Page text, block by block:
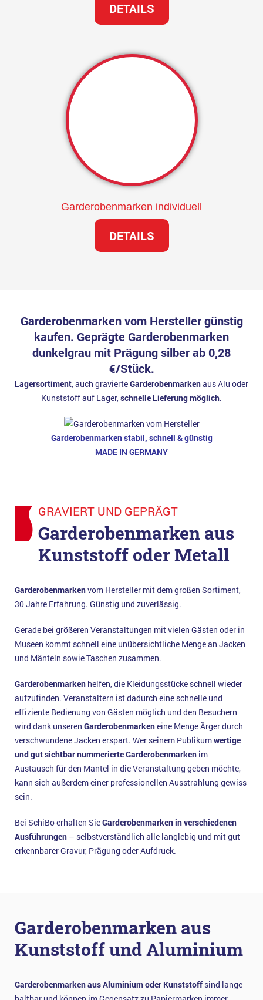
DETAILS
Garderobenmarken individuell
DETAILS
Garderobenmarkenvom Hersteller günstig
kaufen. Geprägte Garderobenmarken
dunkelgrau mit Prägung silber ab 0,28
€/Stück.
Lagersortiment, auch gravierteGarderobenmarkenaus Alu oder
Kunststoff auf Lager,schnelle Lieferung möglich.
Garderobenmarken stabil, schnell & günstig
MADE IN GERMANY
Garderobenmarken aus
Kunststoff oder Metall
GRAVIERT UND GEPRÄGT
Garderobenmarkenvom Hersteller mit dem großen Sortiment,
30 Jahre Erfahrung. Günstig und zuverlässig.
Gerade bei größeren Veranstaltungen mit vielen Gästen oder in
Museen kommt schnell eine unübersichtliche Menge an Jacken
und Mänteln sowie Taschen zusammen.
Garderobenmarken helfen, die Kleidungsstücke schnell wieder
aufzufinden. Veranstaltern ist dadurch eine schnelle und
effiziente Bedienung von Gästen möglich und den Besuchern
wird dank unseren Garderobenmarkeneine Menge Ärger durch
verschwundene Jacken erspart. Wer seinem Publikumwertige
und gut sichtbar nummerierte Garderobenmarken im
Austausch für den Mantel in die Veranstaltung geben möchte,
kann sich außerdem einer professionellen Ausstrahlung gewiss
sein.
Bei SchiBo erhalten SieGarderobenmarkenin verschiedenen
Ausführungen – selbstverständlich alle langlebig und mit gut
erkennbarer Gravur, Prägung oder Aufdruck.
Garderobenmarken aus
Kunststoff und Aluminium
Garderobenmarken aus Aluminium oder Kunststoff sind lange